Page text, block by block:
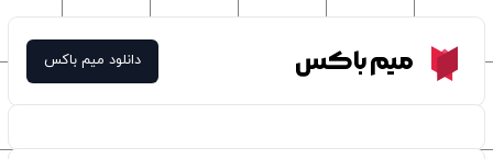
Meme Boxمیم باکس دانلود میم باکس